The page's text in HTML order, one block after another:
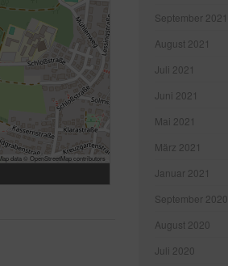
data © OpenStreetMapcontributors
September 2021
August 2021
Juli 2021
Juni 2021
Mai 2021
März 2021
Januar 2021
September 2020
August 2020
Juli 2020